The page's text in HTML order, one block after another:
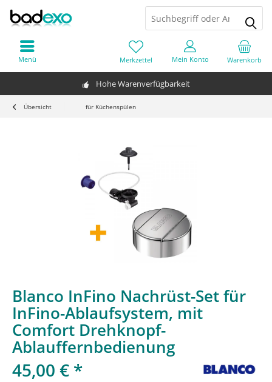
Hohe Warenverfügbarkeit
Warenkorb
Merkzettel Mein Konto
Menü
Übersicht für Küchenspülen
Blanco InFino Nachrüst-Set für
InFino-Ablaufsystem, mit
Comfort Drehknopf-
Ablauffernbedienung
45,00 € *